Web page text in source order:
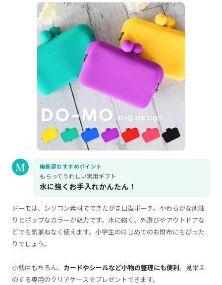
編集部おすすめポイント
もらってうれしい実用ギフト
水に強くお手入れかんたん！
ドーモは、シリコン素材でできたがま口型ポーチ。やわらかな肌触
りとポップなカラーが魅力です。水に強く、外遊びやアウトドアな
どでも気兼ねなく使えます。小学生のはじめてのお財布にもぴった
りでしょう。
小銭はもちろん、 カードやシールなど小物の整理にも便利。見栄え
のする専用のクリアケースでプレゼントできます。